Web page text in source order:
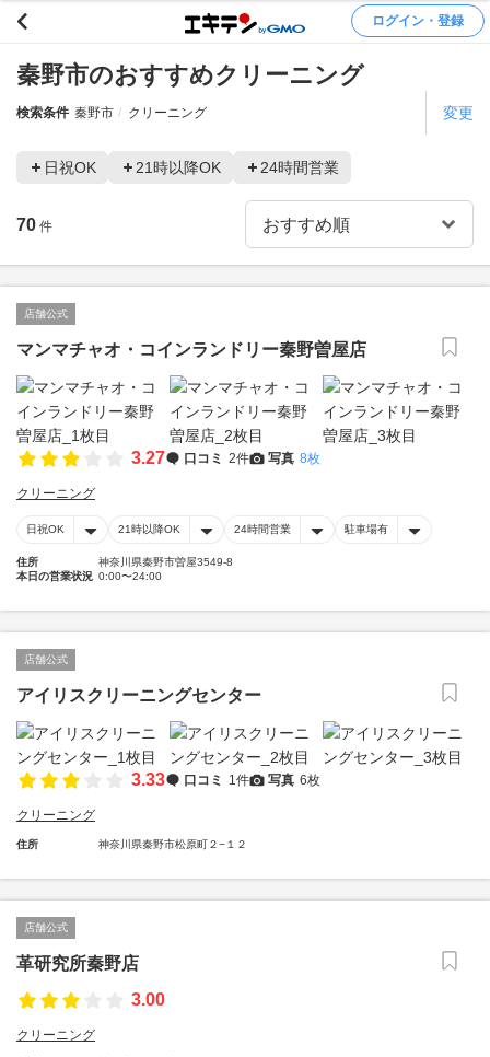
ログイン・登録
秦野市のおすすめクリーニング
検索条件 秦野市 クリーニング 変更
日祝OK 21時以降OK 24時間営業
70 件
店舗公式
マンマチャオ・コインランドリー秦野曽屋店
3.27 口コミ 2件 写真 8枚
クリーニング
日祝OK 21時以降OK 24時間営業 駐車場有
住所
神奈川県秦野市曽屋3549-8
本日の営業状況 0:00〜24:00
店舗公式
アイリスクリーニングセンター
3.33 口コミ 1件 写真 6枚
クリーニング
住所 神奈川県秦野市松原町２−１２
店舗公式
革研究所秦野店
3.00
クリーニング